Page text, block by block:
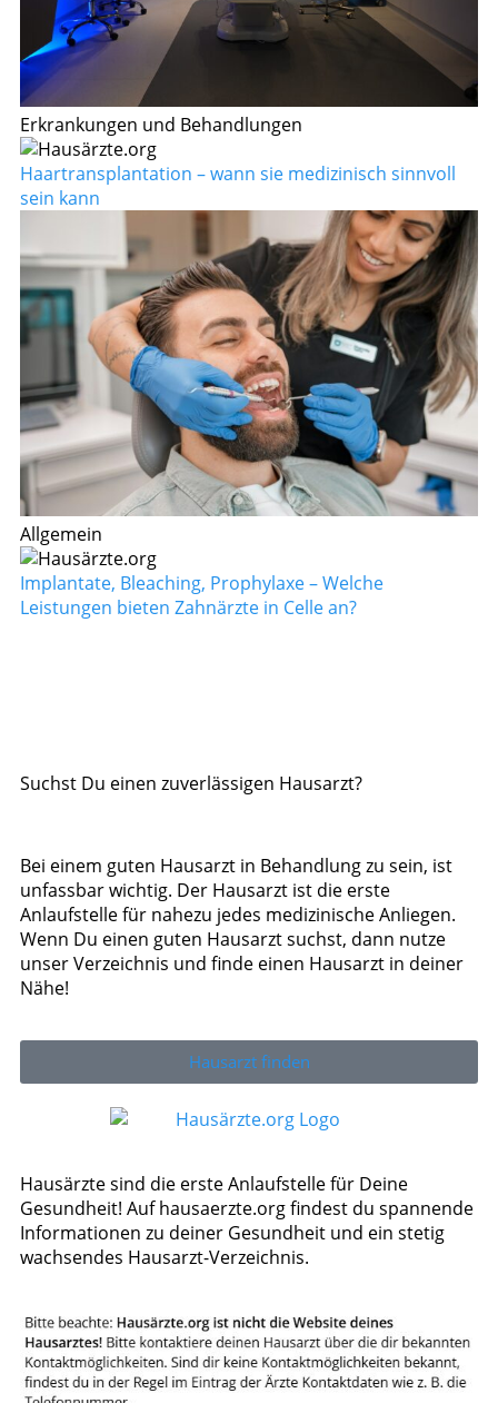
Erkrankungen und Behandlungen
Haartransplantation – wann sie medizinisch sinnvoll
sein kann
Allgemein
Implantate, Bleaching, Prophylaxe – Welche
Leistungen bieten Zahnärzte in Celle an?
Suchst Du einen zuverlässigen Hausarzt?
Bei einem guten Hausarzt in Behandlung zu sein, ist
unfassbar wichtig. Der Hausarzt ist die erste
Anlaufstelle für nahezu jedes medizinische Anliegen.
Wenn Du einen guten Hausarzt suchst, dann nutze
unser Verzeichnis und finde einen Hausarzt in deiner
Nähe!
Hausarzt finden
Hausärzte sind die erste Anlaufstelle für Deine
Gesundheit! Auf hausaerzte.org findest du spannende
Informationen zu deiner Gesundheit und ein stetig
wachsendes Hausarzt-Verzeichnis.